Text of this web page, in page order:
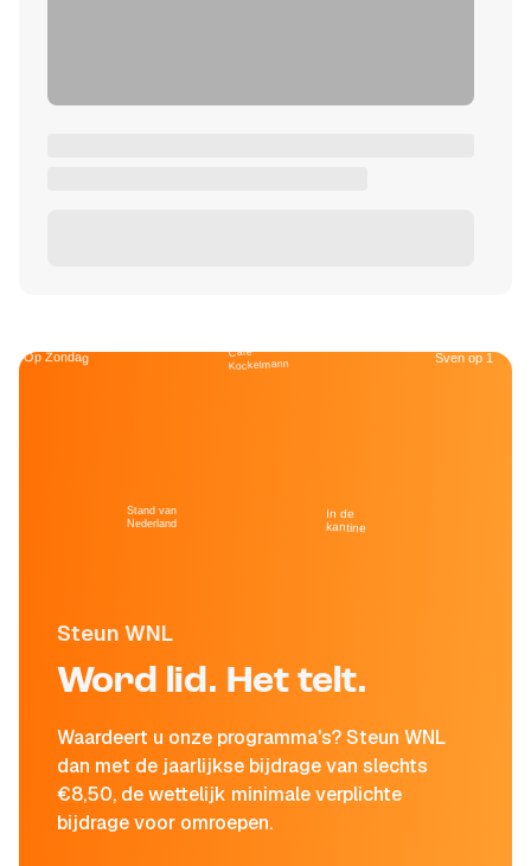
Steun WNL
Word lid. Het telt.
Waardeert u onze programma's? Steun WNL
dan met de jaarlijkse bijdrage van slechts
€8,50, de wettelijk minimale verplichte
bijdrage voor omroepen.
Op Zondag
Stand van
Nederland
Café
Kockelmann
In de
kantine
Sven op 1